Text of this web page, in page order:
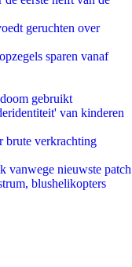
geruchten over
sparen vanaf
gebruikt
van kinderen
brute verkrachting
vanwege nieuwste patch
blushelikopters